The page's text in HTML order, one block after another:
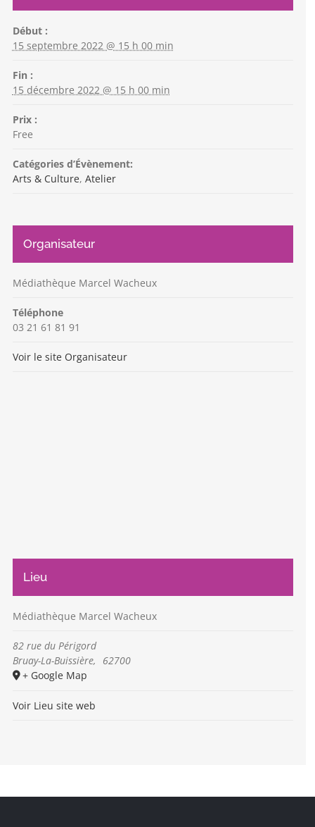
Début :
15 septembre 2022 @ 15 h 00 min
Fin :
15 décembre 2022 @ 15 h 00 min
Prix :
Free
Catégories d’Évènement:
Arts & Culture, Atelier
Organisateur
Médiathèque Marcel Wacheux
Téléphone
03 21 61 81 91
Voir le site Organisateur
Lieu
Médiathèque Marcel Wacheux
82 rue du Périgord
Bruay-La-Buissière,
62700
+ Google Map
Voir Lieu site web